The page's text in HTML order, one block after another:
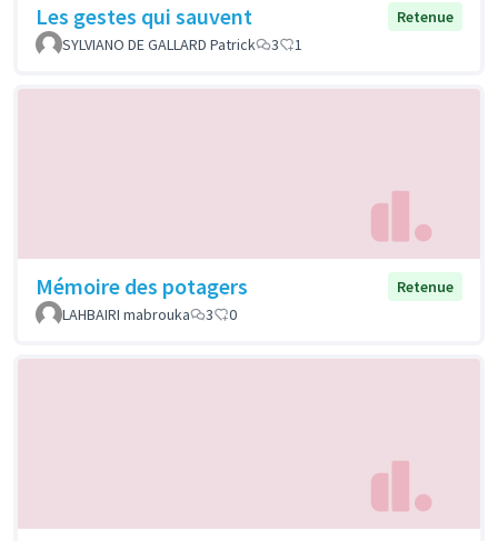
Les gestes qui sauvent
Retenue
SYLVIANO DE GALLARD Patrick
3 1
Mémoire des potagers
Retenue
LAHBAIRI mabrouka
3 0